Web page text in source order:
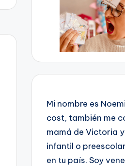
Mi nombre es
cost, también me
mamá de Victoria
infantil o
en tu país. Soy